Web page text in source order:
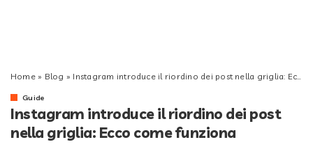
Home» Blog » Instagram introduce il riordino dei post nella griglia: Ecco come funziona
Guide
Instagram introduce il riordino dei post
nella griglia: Ecco come funziona